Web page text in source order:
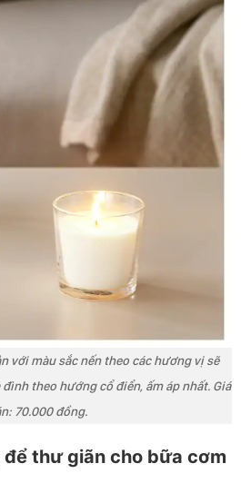
với màu sắc nến theo các hương vị sẽ
theo hướng cổ điển, ấm áp nhất. Giá
70.000 đồng.
thư giãn cho bữa cơm